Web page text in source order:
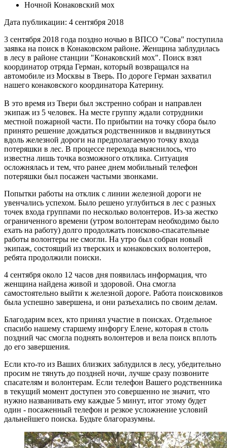
Ночной Конаковский мох
Дата публикации: 4 сентября 2018
3 сентября 2018 года поздно ночью в ВПСО "Сова" поступила
заявка на поиск в Конаковском районе. Женщина заблудилась
в лесу в районе станции "Конаковский мох". Поиск взял
координатор отряда Герман, который возвращался на
автомобиле из Москвы в Тверь. По дороге Герман захватил
нашего конаковского координатора Катерину.
В это время из Твери был экстренно собран и направлен
экипаж из 5 человек. На месте группу ждали сотрудники
местной пожарной части. По прибытии на точку сбора было
принято решение дождаться родственников и выдвинуться
вдоль железной дороги на предполагаемую точку входа
потеряшки в лес. В процессе перехода выяснилось, что
известна лишь точка возможного отклика. Ситуация
осложнялась и тем, что ранее днем мобильный телефон
потеряшки был посажен частыми звонками.
Попытки работы на отклик с линии железной дороги не
увенчались успехом. Было решено углубиться в лес с разных
точек входа группами по несколько волонтеров. Из-за жестко
ограниченного времени (утром волонтерам необходимо было
ехать на работу) долго продолжать поисково-спасательные
работы волонтеры не смогли. На утро был собран новый
экипаж, состоящий из тверских и конаковских волонтеров,
ребята продолжили поиски.
4 сентября около 12 часов дня появилась информация, что
женщина найдена живой и здоровой. Она смогла
самостоятельно выйти к железной дороге. Работа поисковиков
была успешно завершена, и они разъехались по своим делам.
Благодарим всех, кто принял участие в поисках. Отдельное
спасибо нашему старшему инфоргу Елене, которая в столь
поздний час смогла поднять волонтеров и вела поиск вплоть
до его завершения.
Если кто-то из Ваших близких заблудился в лесу, убедительно
просим не тянуть до поздней ночи, лучше сразу позвоните
спасателям и волонтерам. Если телефон Вашего родственника
в текущий момент доступен это совершенно не значит, что
нужно названивать ему каждые 5 минут, итог этому будет
один - посаженный телефон и резкое усложнение условий
дальнейшего поиска. Будьте благоразумны.